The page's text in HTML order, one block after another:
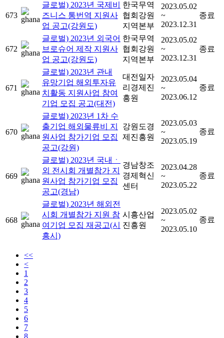
673
글로벌) 2023년 국제비
즈니스 통번역 지원사
업 공고(강원도)
한국무역
협회강원
지역본부
2023.05.02
~
2023.12.31
종료
672
글로벌) 2023년 외국어
브로슈어 제작 지원사
업 공고(강원도)
한국무역
협회강원
지역본부
2023.05.02
~
2023.12.31
종료
671
글로벌) 2023년 관내
유망기업 해외투자유
치활동 지원사업 참여
기업 모집 공고(대전)
대전일자
리경제진
흥원
2023.05.04
~
2023.06.12
종료
670
글로벌) 2023년 1차 수
출기업 해외물류비 지
원사업 참가기업 모집
공고(강원)
강원도경
제진흥원
2023.05.03
~
2023.05.19
종료
669
글로벌) 2023년 국내ㆍ
외 전시회 개별참가 지
원사업 참가기업 모집
공고(경남)
경남창조
경제혁신
센터
2023.04.28
~
2023.05.22
종료
668
글로벌) 2023년 해외전
시회 개별참가 지원 참
여기업 모집 재공고(시
흥시)
시흥산업
진흥원
2023.05.02
~
2023.05.10
종료
<<
<
1
2
3
4
5
6
7